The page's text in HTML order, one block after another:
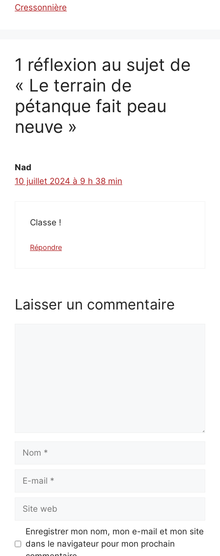
Cressonnière
1 réflexion au sujet de
« Le terrain de
pétanque fait peau
neuve »
Nad
10 juillet 2024 à 9 h 38 min
Classe !
Répondre
Laisser un commentaire
mail
web
Enregistrer mon nom, mon e-mail et mon site
dans le navigateur pour mon prochain